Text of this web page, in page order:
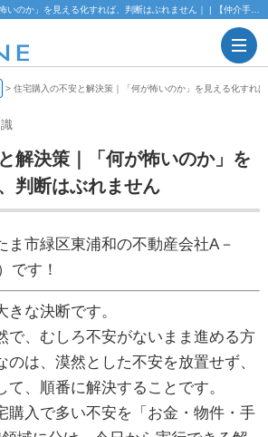
> 住宅購入の不安と解決策｜「何が怖いのか」を見える化すれ
解決策｜「何が怖いのか」を
判断はぶれません
ま市緑区東浦和の不動産会社A－
です！
な決断です。
で、むしろ不安がないまま進める方
のは、漠然とした不安を放置せず、
て、順番に解決すること です。
購入で多い不安を「お金・物件・手